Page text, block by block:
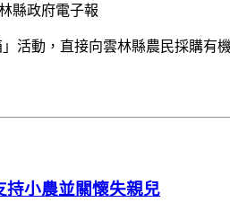
縣政府電子報
活動，直接向雲林縣農民採購
小農並關懷失親兒